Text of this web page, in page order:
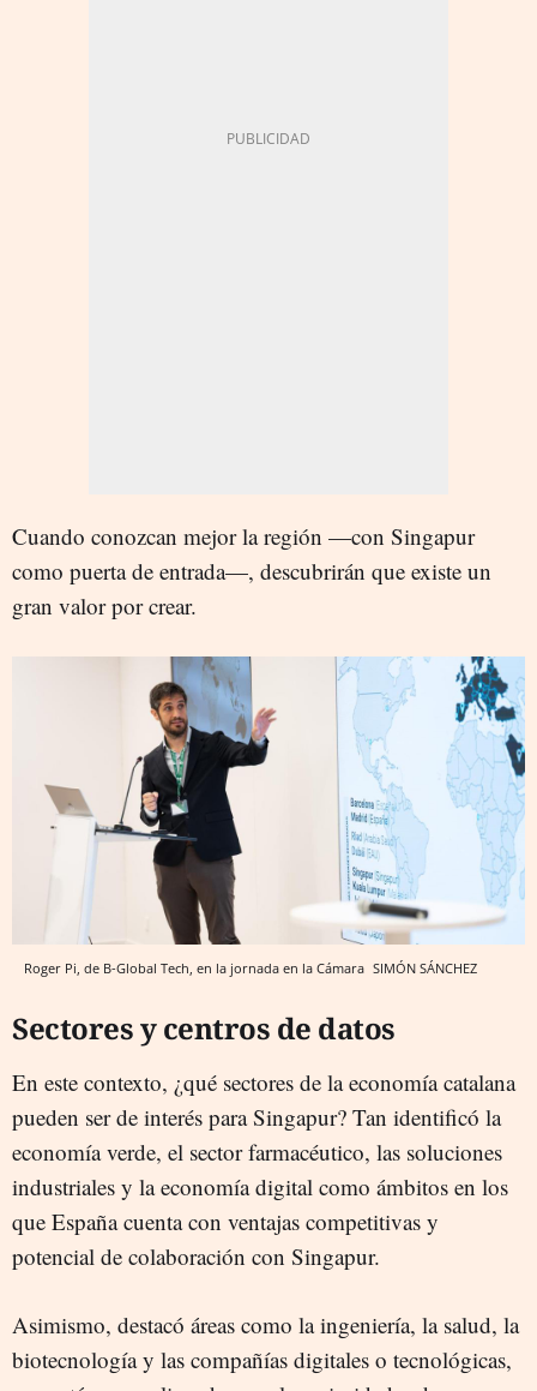
Cuando conozcan mejor la región —con Singapur
como puerta de entrada—, descubrirán que existe un
gran valor por crear.
Roger Pi, de B-Global Tech, en la jornada en la Cámara SIMÓN SÁNCHEZ
Sectores y centros de datos
En este contexto, ¿qué sectores de la economía catalana
pueden ser de interés para Singapur? Tan identificó la
economía verde, el sector farmacéutico, las soluciones
industriales y la economía digital como ámbitos en los
que España cuenta con ventajas competitivas y
potencial de colaboración con Singapur.
Asimismo, destacó áreas como la ingeniería, la salud, la
biotecnología y las compañías digitales o tecnológicas,